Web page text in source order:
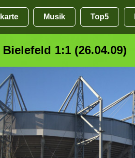
Musik Top5
1:1 (26.04.09)